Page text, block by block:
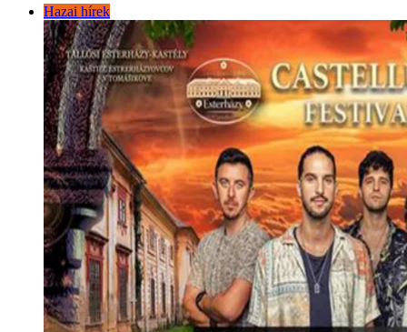
Hazai hírek